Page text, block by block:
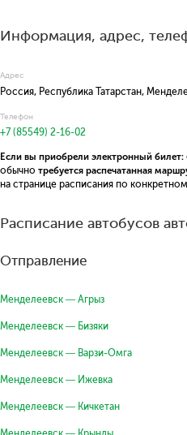
Информация, адрес,
Адрес
Россия, Республика Татарстан,
Телефон
+7 (85549) 2-16-02
Если вы приобрели электронный билет:
обычно требуется распечатанная
на странице расписания по
Расписание автобусов
Отправление
Менделеевск — Агрыз
Менделеевск — Бизяки
Менделеевск — Варзи-Омга
Менделеевск — Ижевка
Менделеевск — Кичкетан